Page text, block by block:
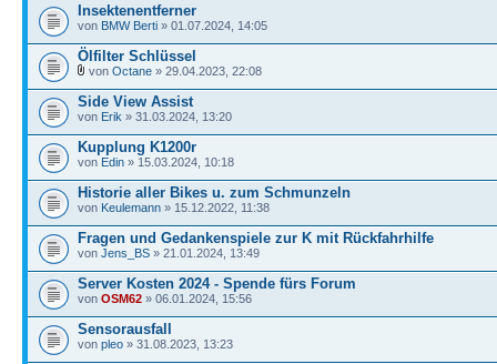
Insektenentferner
von BMW Berti » 01.07.2024, 14:05
Ölfilter Schlüssel
von Octane » 29.04.2023, 22:08
Side View Assist
von Erik » 31.03.2024, 13:20
Kupplung K1200r
von Edin » 15.03.2024, 10:18
Historie aller Bikes u. zum Schmunzeln
von Keulemann » 15.12.2022, 11:38
Fragen und Gedankenspiele zur K mit Rückfahrhilfe
von Jens_BS » 21.01.2024, 13:49
Server Kosten 2024 - Spende fürs Forum
von OSM62 » 06.01.2024, 15:56
Sensorausfall
von pleo » 31.08.2023, 13:23